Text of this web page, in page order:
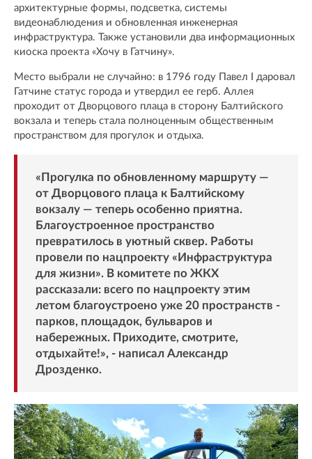
архитектурные формы, подсветка, системы
видеонаблюдения и обновленная инженерная
инфраструктура. Также установили два информационных
киоска проекта «Хочу в Гатчину».
Место выбрали не случайно: в 1796 году Павел I даровал
Гатчине статус города и утвердил ее герб. Аллея
проходит от Дворцового плаца в сторону Балтийского
вокзала и теперь стала полноценным общественным
пространством для прогулок и отдыха.
«Прогулка по обновленному маршруту —
от Дворцового плаца к Балтийскому
вокзалу — теперь особенно приятна.
Благоустроенное пространство
превратилось в уютный сквер. Работы
провели по нацпроекту «Инфраструктура
для жизни». В комитете по ЖКХ
рассказали: всего по нацпроекту этим
летом благоустроено уже 20 пространств -
парков, площадок, бульваров и
набережных. Приходите, смотрите,
отдыхайте!», - написал Александр
Дрозденко.